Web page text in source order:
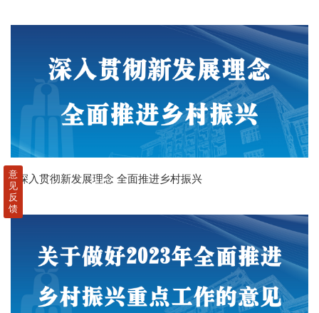
深入贯彻新发展理念 全面推进乡村振兴
意
见
反
馈